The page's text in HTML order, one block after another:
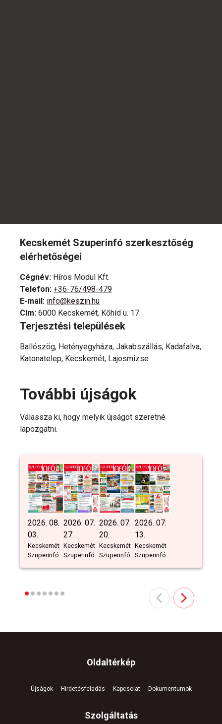
Kecskemét Szuperinfó szerkesztőség
elérhetőségei
Cégnév: Hírös Modul Kft.
Telefon: +36-76/498-479
E-mail: info@keszin.hu
Cím: 6000 Kecskemét, Kőhíd u. 17.
Terjesztési települések
Ballószög, Hetényegyháza, Jakabszállás, Kadafalva,
Katonatelep, Kecskemét, Lajosmizse
További újságok
Válassza ki, hogy melyik újságot szeretné
lapozgatni.
2026. 08.
03.
Kecskemét
Szuperinfó
2026. 07.
27.
Kecskemét
Szuperinfó
2026. 07.
20.
Kecskemét
Szuperinfó
2026. 07.
13.
Kecskemét
Szuperinfó
Szolgáltatás
Oldaltérkép
Újságok Hirdetésfeladás Kapcsolat Dokumentumok